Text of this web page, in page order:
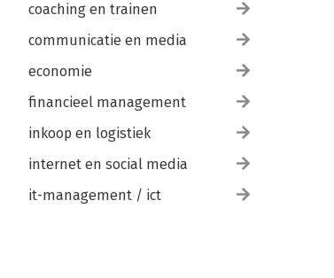
coaching en trainen
communicatie en media
economie
financieel management
inkoop en logistiek
internet en social media
it-management / ict